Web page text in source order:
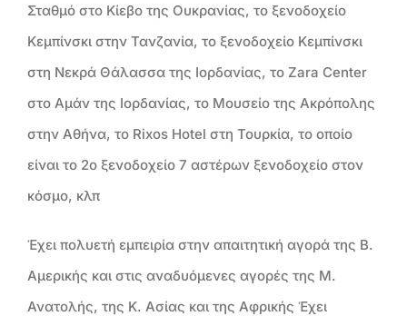
Σταθμό στο Κίεβο της Ουκρανίας, το ξενοδοχείο
Κεμπίνσκι στην Τανζανία, το ξενοδοχείο Κεμπίνσκι
στη Νεκρά Θάλασσα της Ιορδανίας, το Zara Center
στο Αμάν της Ιορδανίας, το Μουσείο της Ακρόπολης
στην Αθήνα, το Rixos Hotel στη Τουρκία, το οποίο
είναι το 2ο ξενοδοχείο 7 αστέρων ξενοδοχείο στον
κόσμο, κλπ
Έχει πολυετή εμπειρία στην απαιτητική αγορά της Β.
Αμερικής και στις αναδυόμενες αγορές της Μ.
Ανατολής, της Κ. Ασίας και της Αφρικής Έχει